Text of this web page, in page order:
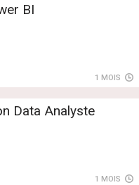
BI
1 MOIS
Pack formation Data Analyste
1 MOIS